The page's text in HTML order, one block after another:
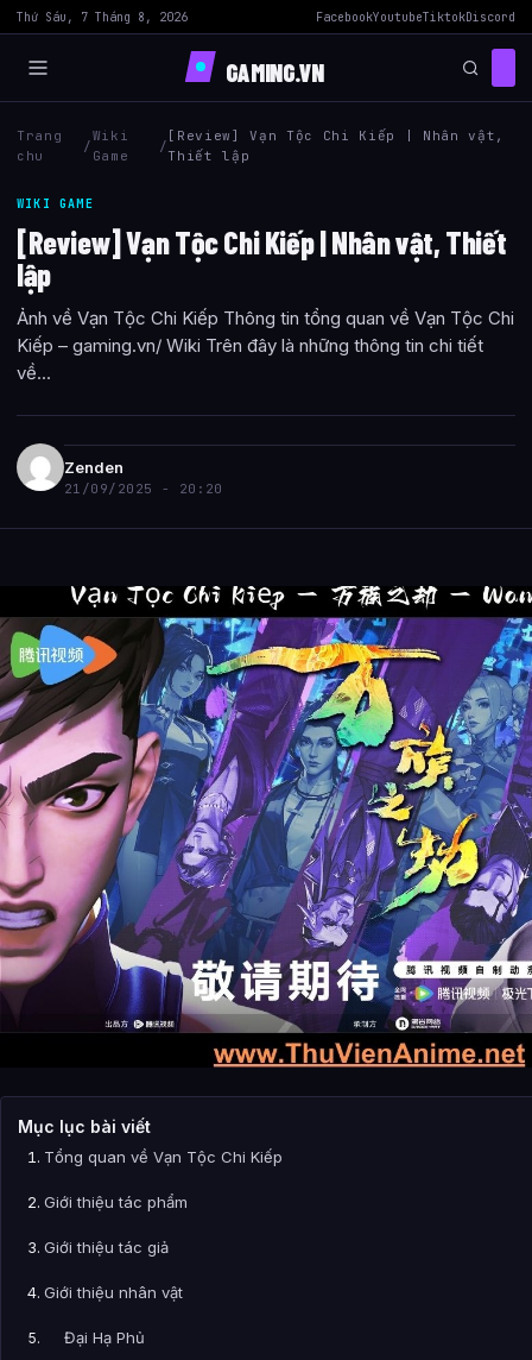
Thứ Sáu, 7 Tháng 8, 2026 FacebookYoutubeTiktokDiscord
GAMING.VN
Trang
chu
/
Wiki
Game
/
[Review] Vạn Tộc Chi Kiếp | Nhân vật,
Thiết lập
WIKI GAME
[Review] Vạn Tộc Chi Kiếp | Nhân vật, Thiết
lập
Ảnh về Vạn Tộc Chi Kiếp Thông tin tổng quan về Vạn Tộc Chi
Kiếp – gaming.vn/ Wiki Trên đây là những thông tin chi tiết
về...
Zenden
21/09/2025 - 20:20
Mục lục bài viết
Tổng quan về Vạn Tộc Chi Kiếp
Giới thiệu tác phẩm
Giới thiệu tác giả
Giới thiệu nhân vật
Đại Hạ Phủ